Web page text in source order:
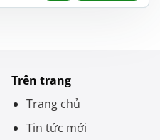
tại
Trên trang
Trang chủ
Tin tức mới